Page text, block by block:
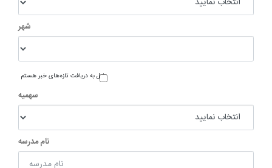
شهر
مایل به دریافت تازه‌های خبر هستم
سهمیه
نام مدرسه